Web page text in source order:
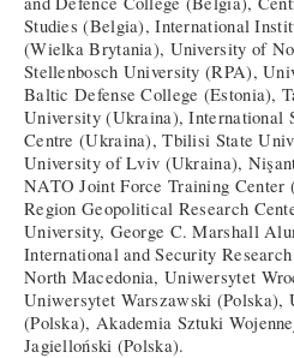
Studies (Belgia), International
(Wielka Brytania), University of
Stellenbosch University (RPA),
Baltic Defense College (Estonia),
University (Ukraina), International
Centre (Ukraina), Tbilisi State
University of Lviv (Ukraina),
NATO Joint Force Training Center
Region Geopolitical Research
University, George C. Marshall
International and Security
North Macedonia, Uniwersytet
Uniwersytet Warszawski (Polska),
(Polska), Akademia Sztuki
Jagielloński (Polska).